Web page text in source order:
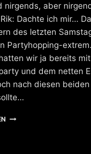
nirgends, aber
Dachte ich mir…
des letzten
Partyhopping-extrem.
wir ja bereits
und dem netten
nach diesen beiden
EXTREM